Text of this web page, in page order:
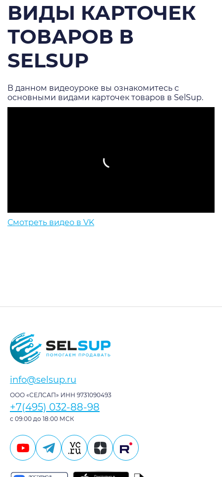
ВИДЫ КАРТОЧЕК
ТОВАРОВ В
SELSUP
В данном видеоуроке вы ознакомитесь с
основными видами карточек товаров в SelSup.
Смотреть видео в VK
info@selsup.ru
ООО «СЕЛСАП» ИНН 9731090493
+7(495) 032-88-98
с 09:00 до 18:00 МСК